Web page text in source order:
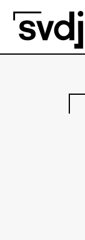
Naar hoofdinhoud